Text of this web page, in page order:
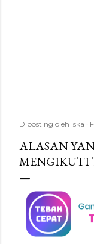
Diposting oleh Iska
ALASAN
MENGIKUTI